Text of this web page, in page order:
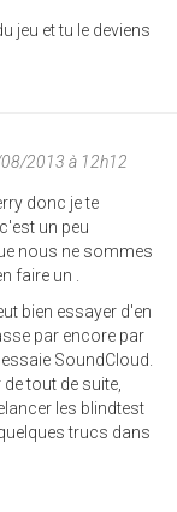
jeu et tu le deviens
2013 à 12h12
donc je te
un peu
nous ne sommes
faire un .
bien essayer d'en
par encore par
SoundCloud.
tout de suite,
les blindtest
trucs dans